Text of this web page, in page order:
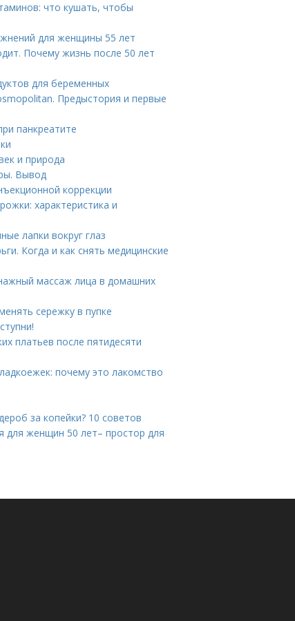
что кушать, чтобы
для женщины 55 лет
Почему жизнь после 50 лет
для беременных
Предыстория и первые
панкреатите
и природа
Вывод
коррекции
характеристика и
лапки вокруг глаз
Когда и как снять медицинские
массаж лица в домашних
сережку в пупке
платьев после пятидесяти
почему это лакомство
за копейки? 10 советов
для женщин 50 лет– простор для